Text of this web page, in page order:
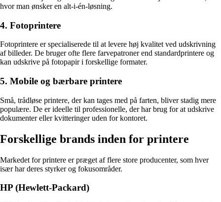
hvor man ønsker en alt-i-én-løsning.
4. Fotoprintere
Fotoprintere er specialiserede til at levere høj kvalitet ved udskrivning
af billeder. De bruger ofte flere farvepatroner end standardprintere og
kan udskrive på fotopapir i forskellige formater.
5. Mobile og bærbare printere
Små, trådløse printere, der kan tages med på farten, bliver stadig mere
populære. De er ideelle til professionelle, der har brug for at udskrive
dokumenter eller kvitteringer uden for kontoret.
Forskellige brands inden for printere
Markedet for printere er præget af flere store producenter, som hver
især har deres styrker og fokusområder.
HP (Hewlett-Packard)